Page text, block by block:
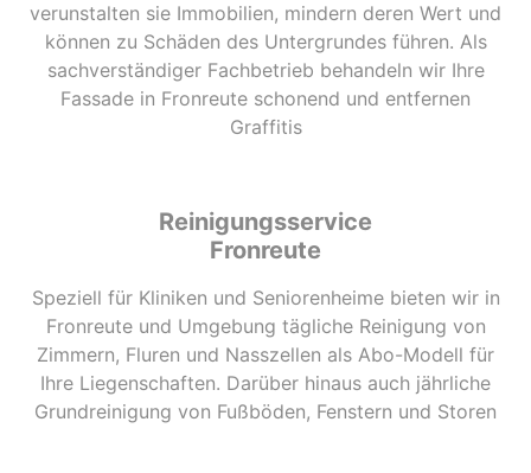
verunstalten sie Immobilien, mindern deren Wert und
können zu Schäden des Untergrundes führen. Als
sachverständiger Fachbetrieb behandeln wir Ihre
Fassade in Fronreute schonend und entfernen
Graffitis
Reinigungsservice
Fronreute
Speziell für Kliniken und Seniorenheime bieten wir in
Fronreute und Umgebung tägliche Reinigung von
Zimmern, Fluren und Nasszellen als Abo-Modell für
Ihre Liegenschaften. Darüber hinaus auch jährliche
Grundreinigung von Fußböden, Fenstern und Storen